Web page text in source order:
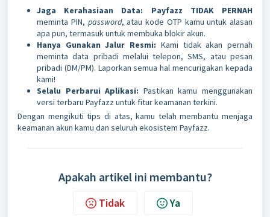
Jaga Kerahasiaan Data: Payfazz
TIDAK PERNAH
meminta PIN, password, atau kode OTP kamu untuk alasan
apa pun, termasuk untuk membuka blokir akun.
Hanya Gunakan Jalur Resmi: Kami tidak akan pernah
meminta data pribadi melalui telepon, SMS, atau pesan
pribadi (DM/PM). Laporkan semua hal mencurigakan kepada
kami!
Selalu Perbarui Aplikasi: Pastikan kamu menggunakan
versi terbaru Payfazz untuk fitur keamanan terkini.
Dengan mengikuti tips di atas, kamu telah membantu menjaga
keamanan akun kamu dan seluruh ekosistem Payfazz.
Apakah artikel ini membantu?
Tidak Ya